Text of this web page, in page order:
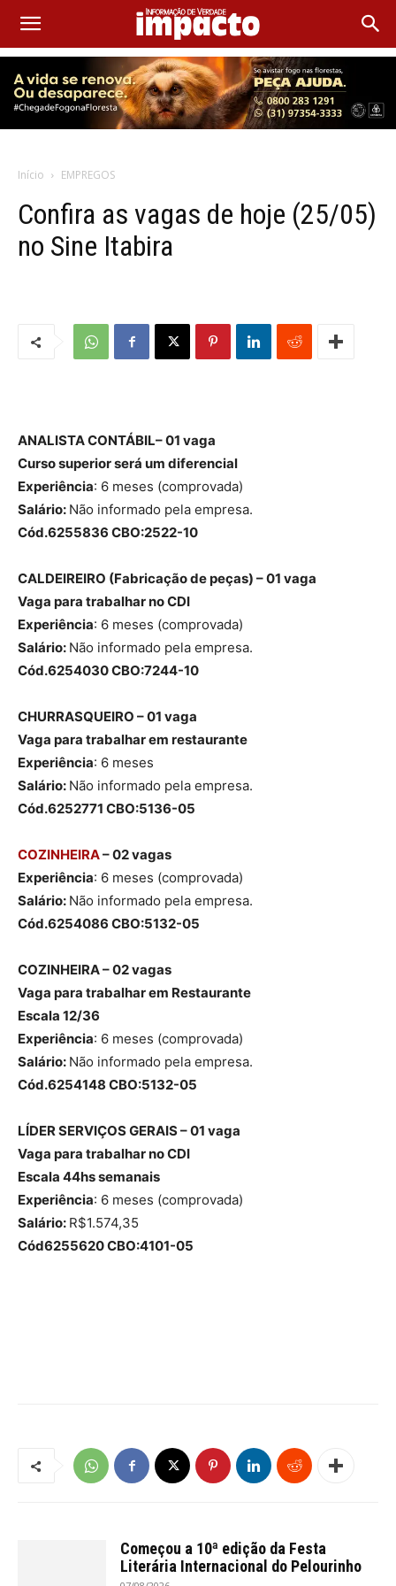
Início EMPREGOS
Confira as vagas de hoje (25/05)
no Sine Itabira
ANALISTA CONTÁBIL– 01 vaga
Curso superior será um diferencial
Experiência: 6 meses (comprovada)
Salário: Não informado pela empresa.
Cód.6255836 CBO:2522-10
CALDEIREIRO (Fabricação de peças) – 01 vaga
Vaga para trabalhar no CDI
Experiência: 6 meses (comprovada)
Salário: Não informado pela empresa.
Cód.6254030 CBO:7244-10
CHURRASQUEIRO – 01 vaga
Vaga para trabalhar em restaurante
Experiência: 6 meses
Salário: Não informado pela empresa.
Cód.6252771 CBO:5136-05
COZINHEIRA– 02 vagas
Experiência: 6 meses (comprovada)
Salário: Não informado pela empresa.
Cód.6254086 CBO:5132-05
COZINHEIRA – 02 vagas
Vaga para trabalhar em Restaurante
Escala 12/36
Experiência: 6 meses (comprovada)
Salário: Não informado pela empresa.
Cód.6254148 CBO:5132-05
LÍDER SERVIÇOS GERAIS – 01 vaga
Vaga para trabalhar no CDI
Escala 44hs semanais
Experiência: 6 meses (comprovada)
Salário: R$1.574,35
Cód6255620 CBO:4101-05
Começou a 10ª edição da Festa
Literária Internacional do Pelourinho